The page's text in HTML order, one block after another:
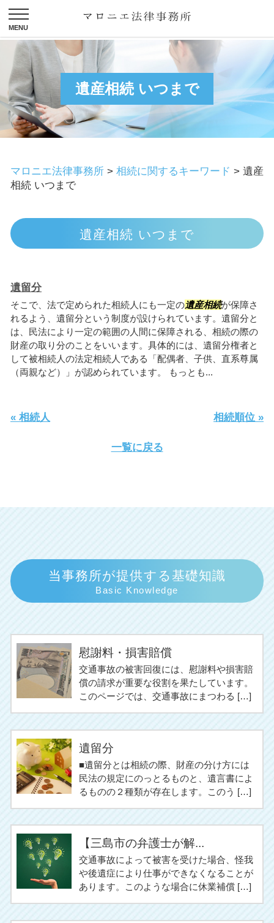
遺産相続 いつまで
マロニエ法律事務所 > 相続に関するキーワード > 遺産
相続 いつまで
遺産相続 いつまで
遺留分
そこで、法で定められた相続人にも一定の遺産相続が保障さ
れるよう、遺留分という制度が設けられています。遺留分と
は、民法により一定の範囲の人間に保障される、相続の際の
財産の取り分のことをいいます。具体的には、遺留分権者と
して被相続人の法定相続人である「配偶者、子供、直系尊属
（両親など）」が認められています。 もっとも...
« 相続人 相続順位 »
一覧に戻る
当事務所が提供する基礎知識
Basic Knowledge
慰謝料・損害賠償
交通事故の被害回復には、慰謝料や損害賠
償の請求が重要な役割を果たしています。
このページでは、交通事故にまつわる […]
遺留分
■遺留分とは相続の際、財産の分け方には
民法の規定にのっとるものと、遺言書によ
るものの２種類が存在します。このう […]
【三島市の弁護士が解...
交通事故によって被害を受けた場合、怪我
や後遺症により仕事ができなくなることが
あります。このような場合に休業補償 […]